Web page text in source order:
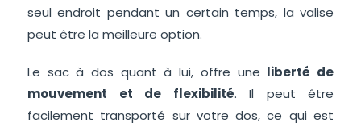
seul endroit pendant un certain temps, la valise
peut être la meilleure option.
Le sac à dos quant à lui, offre une liberté de
mouvement et de flexibilité. Il peut être
facilement transporté sur votre dos, ce qui est